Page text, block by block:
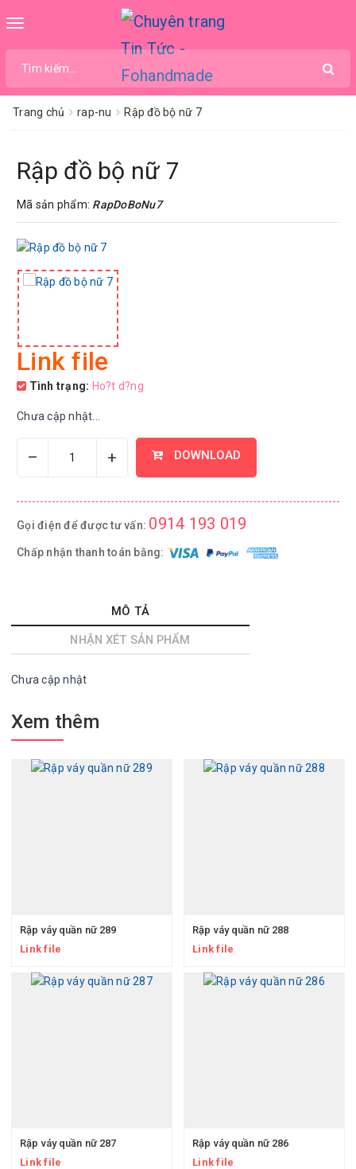
Toggle
Trang chủ rap-nu Rập đồ bộ nữ 7
Rập đồ bộ nữ 7
Mã sản phẩm: RapDoBoNu7
Link file
Tình trạng: Ho?t d?ng
Chưa cập nhật...
– + DOWNLOAD
Gọi điện để được tư vấn: 0914 193 019
Chấp nhận thanh toán bằng:
MÔ TẢ
NHẬN XÉT SẢN PHẨM
Chưa cập nhật
Xem thêm
Rập váy quần nữ 289
Link file
Rập váy quần nữ 288
Link file
Rập váy quần nữ 287
Link file
Rập váy quần nữ 286
Link file